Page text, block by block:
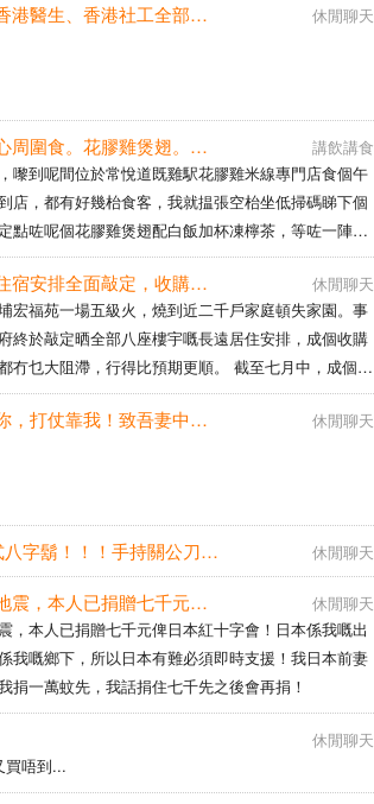
休閒聊天
香港警察、香港醫生、香港社工全部都唔夠我靚仔，亦唔夠我man型同潮！！！哈哈！！！
講飲講食
🥚蛋蛋🥚開心周圍食。花膠雞煲翅。九龍灣。20260801🥚🥚🥚🥚
嚟到呢間位於常悅道既雞駅花膠雞米線專門店食個午
店，都有好幾枱食客，我就揾張空枱坐低掃碼睇下個
點咗呢個花膠雞煲翅配白飯加杯凍檸茶，等咗一陣就
翅既份量都好多，雞湯底唔錯，見到有金華火腿係
，雞件入味夠腍，翅同花膠就有少量，普普通通，但
d都幾滋味。 [米饭]口味：🥚🥚🥚🥚 [薄荷]
[服务铃]服务 ...
休閒聊天
宏福苑長遠住宿安排全面敲定，收購過程暢順無阻
宏福苑一場五級火，燒到近二千戶家庭頓失家園。事
終於敲定晒全部八座樓宇嘅長遠居住安排，成個收購
冇乜大阻滯，行得比預期更順。 截至七月中，成個宏
主，即1,786戶簽咗接受收購嘅同意書。其中政府已
正式買賣協議，超過十戶連錢都收埋。由傾到簽，由
休閒聊天
陛下政治靠你，打仗靠我！致吾妻中田美子：吾若陣亡，汝勿悲泣！此戰係存亡之關，吾已矢志，戰若不捷，寧殞沙場！吾兒託汝，善撫育之，俟其長成！
休閒聊天
哥我就係型男man男潮男！！！留日式八字鬍！！！手持關公刀嘅呢位潮男太潮太型啦！！！
休閒聊天
日本熊本大地震，本人已捐贈七千元俾日本紅十字會！日本係我嘅出世國家，日本係我嘅鄉下，所以日本有難必須即時支援！
，本人已捐贈七千元俾日本紅十字會！日本係我嘅出
我嘅鄉下，所以日本有難必須即時支援！我日本前妻
捐一萬蚊先，我話捐住七千先之後會再捐！
休閒聊天
買唔到...